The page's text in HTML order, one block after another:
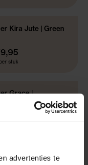
advertenties te
COLLECTIE
Kira Jute | Green
stuk
COLLECTIE
Grace |